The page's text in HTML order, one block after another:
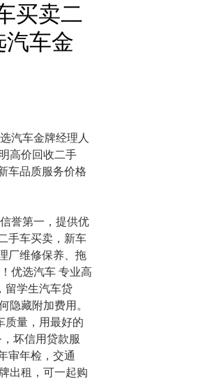
买卖二
车金
汽车金牌经理人
高价回收二手
车品质服务价格
誉第一，提供优
手车买卖，新车
厂维修保养、拖
优选汽车 专业高
留学生汽车贷
隐藏附加费用。
质量，用最好的
坏信用贷款服
审年检，交通
出租，可一起购